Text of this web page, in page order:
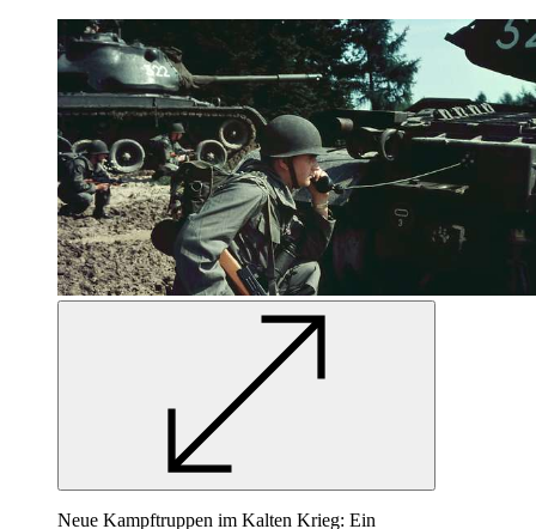
Neue Kampftruppen im Kalten Krieg: Ein